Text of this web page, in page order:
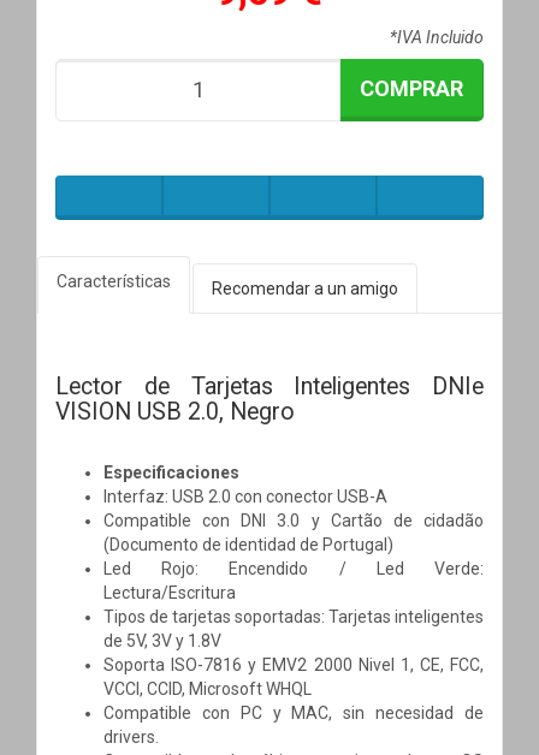
*IVA Incluido
COMPRAR
Características Recomendar a un amigo
Lector de Tarjetas Inteligentes DNIe
VISION USB 2.0, Negro
Especificaciones
Interfaz: USB 2.0 con conector USB-A
Compatible con DNI 3.0 y Cartão de cidadão
(Documento de identidad de Portugal)
Led Rojo: Encendido / Led Verde:
Lectura/Escritura
Tipos de tarjetas soportadas: Tarjetas inteligentes
de 5V, 3V y 1.8V
Soporta ISO-7816 y EMV2 2000 Nivel 1, CE, FCC,
VCCI, CCID, Microsoft WHQL
Compatible con PC y MAC, sin necesidad de
drivers.